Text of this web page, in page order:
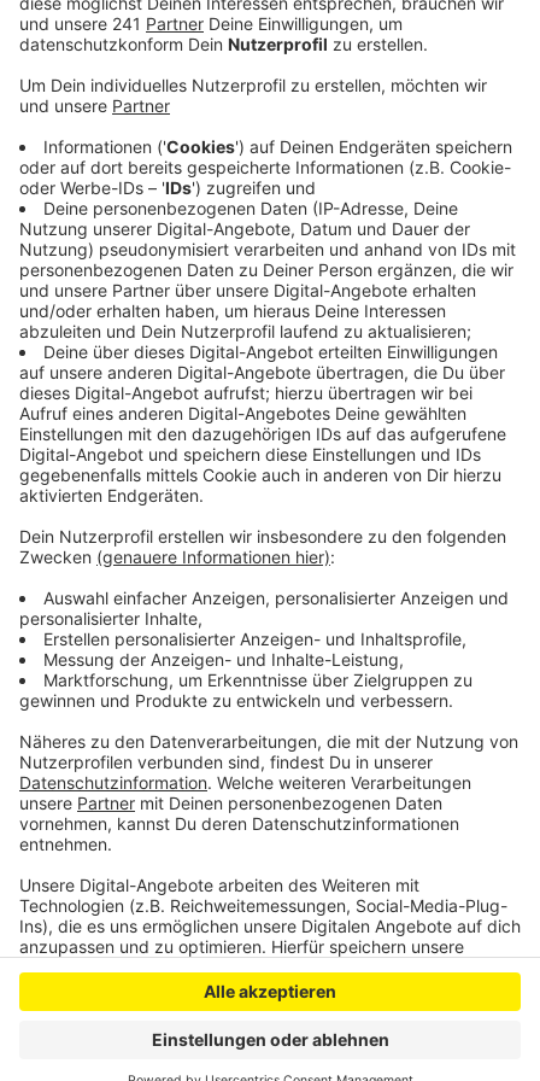
Anzeige
am Abend in Köln-Porz versammelt und ist direkt
gestartet. Solche Einsätze werden in der THW-
Veröffentlicht:Freitag, 26.06.2026 06:04
Anzeige
Es geht um die Bergung von Verschütteten
nach den schweren Erdbeben in Venezuela
Anzeige
THW-Präsidentin Lackner sagte, dass die 72 Stunden
nach einem Erdbeben in der Regel die entscheidenden
seien, in dem Zeitfenster könne das THW noch sehr
viele Menschen lebend retten. Die venezolanische
Regierung hatte offiziell und international um Hilfe
gebeten. Auch die Bundeswehr ist im Einsatz, mit
Flugzeugen, unter anderem zum Transport von
Material und Personal.
Anzeige